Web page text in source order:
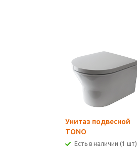
Унитаз подвесной
TONO
Есть в наличии (1 шт)